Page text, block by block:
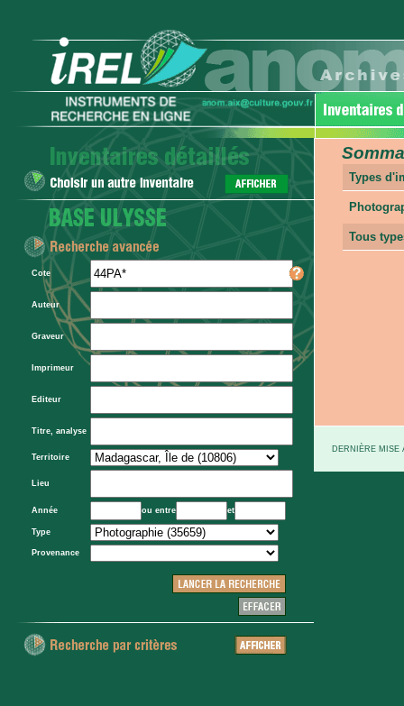
Cote
Auteur
Graveur
Imprimeur
Editeur
Titre, analyse
Territoire
Lieu
Année ou entre et
Type
Provenance
Types
Tous
DERNIÈRE MISE